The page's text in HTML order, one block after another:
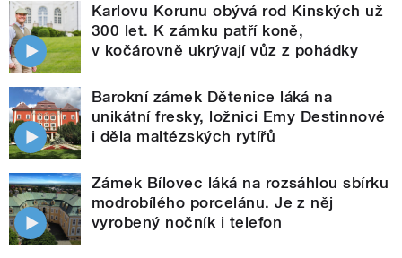
Karlovu Korunu obývá rod Kinských už
300 let. K zámku patří koně,
v kočárovně ukrývají vůz z pohádky
Barokní zámek Dětenice láká na
unikátní fresky, ložnici Emy Destinnové
i děla maltézských rytířů
Zámek Bílovec láká na rozsáhlou sbírku
modrobílého porcelánu. Je z něj
vyrobený nočník i telefon